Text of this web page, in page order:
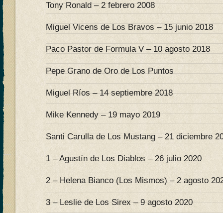
Tony Ronald – 2 febrero 2008
Miguel Vicens de Los Bravos – 15 junio 2018
Paco Pastor de Formula V – 10 agosto 2018
Pepe Grano de Oro de Los Puntos
Miguel Ríos – 14 septiembre 2018
Mike Kennedy – 19 mayo 2019
Santi Carulla de Los Mustang – 21 diciembre
1 – Agustín de Los Diablos – 26 julio 2020
2 – Helena Bianco (Los Mismos) – 2 agosto
3 – Leslie de Los Sirex – 9 agosto 2020